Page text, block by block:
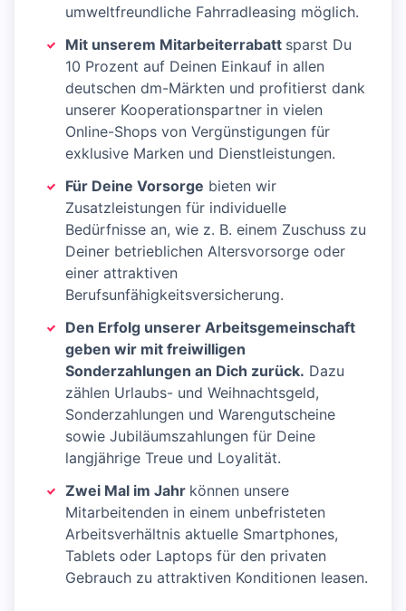
umweltfreundliche Fahrradleasing möglich.
Mit unserem Mitarbeiterrabatt sparst Du
10 Prozent auf Deinen Einkauf in allen
deutschen dm-Märkten und profitierst dank
unserer Kooperationspartner in vielen
Online-Shops von Vergünstigungen für
exklusive Marken und Dienstleistungen.
Für Deine Vorsorge bieten wir
Zusatzleistungen für individuelle
Bedürfnisse an, wie z. B. einem Zuschuss zu
Deiner betrieblichen Altersvorsorge oder
einer attraktiven
Berufsunfähigkeitsversicherung.
Den Erfolg unserer Arbeitsgemeinschaft
geben wir mit freiwilligen
Sonderzahlungen an Dich zurück. Dazu
zählen Urlaubs- und Weihnachtsgeld,
Sonderzahlungen und Warengutscheine
sowie Jubiläumszahlungen für Deine
langjährige Treue und Loyalität.
Zwei Mal im Jahr können unsere
Mitarbeitenden in einem unbefristeten
Arbeitsverhältnis aktuelle Smartphones,
Tablets oder Laptops für den privaten
Gebrauch zu attraktiven Konditionen leasen.